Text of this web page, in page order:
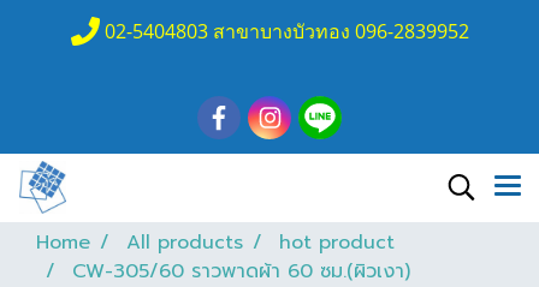
02-5404803 สาขาบางบัวทอง 096-2839952
Home All products
hot product
CW-305/60 ราวพาดผ้า 60 ซม.(ผิวเงา)